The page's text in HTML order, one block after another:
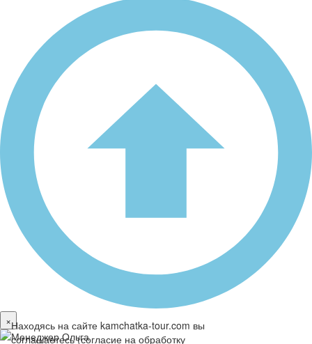
×Находясь на сайте kamchatka-tour.com вы
соглашаетесь (согласие на обработку